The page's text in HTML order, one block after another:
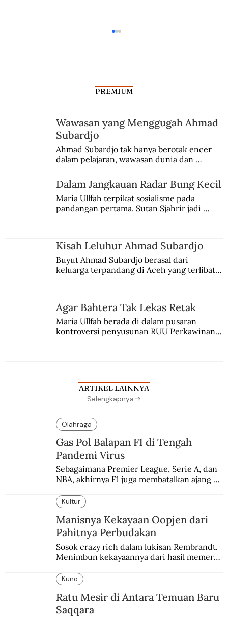
Kisah di Balik Bandung Lautan Api
PREMIUM
Wawasan yang Menggugah Ahmad
Subardjo
Ahmad Subardjo tak hanya berotak encer
dalam pelajaran, wawasan dunia dan
Jules Verne, Multatuli, hingga Sun Yat-sen.
Dalam Jangkauan Radar Bung Kecil
Maria Ullfah terpikat sosialisme pada
pandangan pertama. Sutan Sjahrir jadi
Kisah Leluhur Ahmad Subardjo
Buyut Ahmad Subardjo berasal dari
keluarga terpandang di Aceh yang terlibat
Agar Bahtera Tak Lekas Retak
Maria Ullfah berada di dalam pusaran
kontroversi penyusunan RUU Perkawinan.
ARTIKEL LAINNYA
Selengkapnya
Olahraga
Gas Pol Balapan F1 di Tengah
Pandemi Virus
Sebagaimana Premier League, Serie A, dan
NBA, akhirnya F1 juga membatalkan ajang
enam dekade lampau.
Kultur
Manisnya Kekayaan Oopjen dari
Pahitnya Perbudakan
Sosok crazy rich dalam lukisan Rembrandt.
Menimbun kekayaannya dari hasil memeras
Kuno
Ratu Mesir di Antara Temuan Baru
Saqqara